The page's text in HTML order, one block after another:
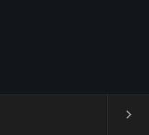
keyboard_arrow_right